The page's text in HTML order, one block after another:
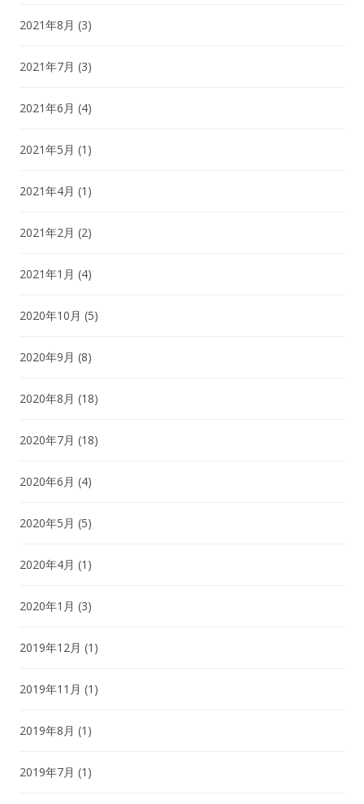
2021年8月 (3)
2021年7月 (3)
2021年6月 (4)
2021年5月 (1)
2021年4月 (1)
2021年2月 (2)
2021年1月 (4)
2020年10月 (5)
2020年9月 (8)
2020年8月 (18)
2020年7月 (18)
2020年6月 (4)
2020年5月 (5)
2020年4月 (1)
2020年1月 (3)
2019年12月 (1)
2019年11月 (1)
2019年8月 (1)
2019年7月 (1)